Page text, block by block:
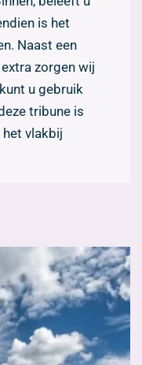
is het
Naast een
zorgen wij
u gebruik
tribune is
het vlakbij